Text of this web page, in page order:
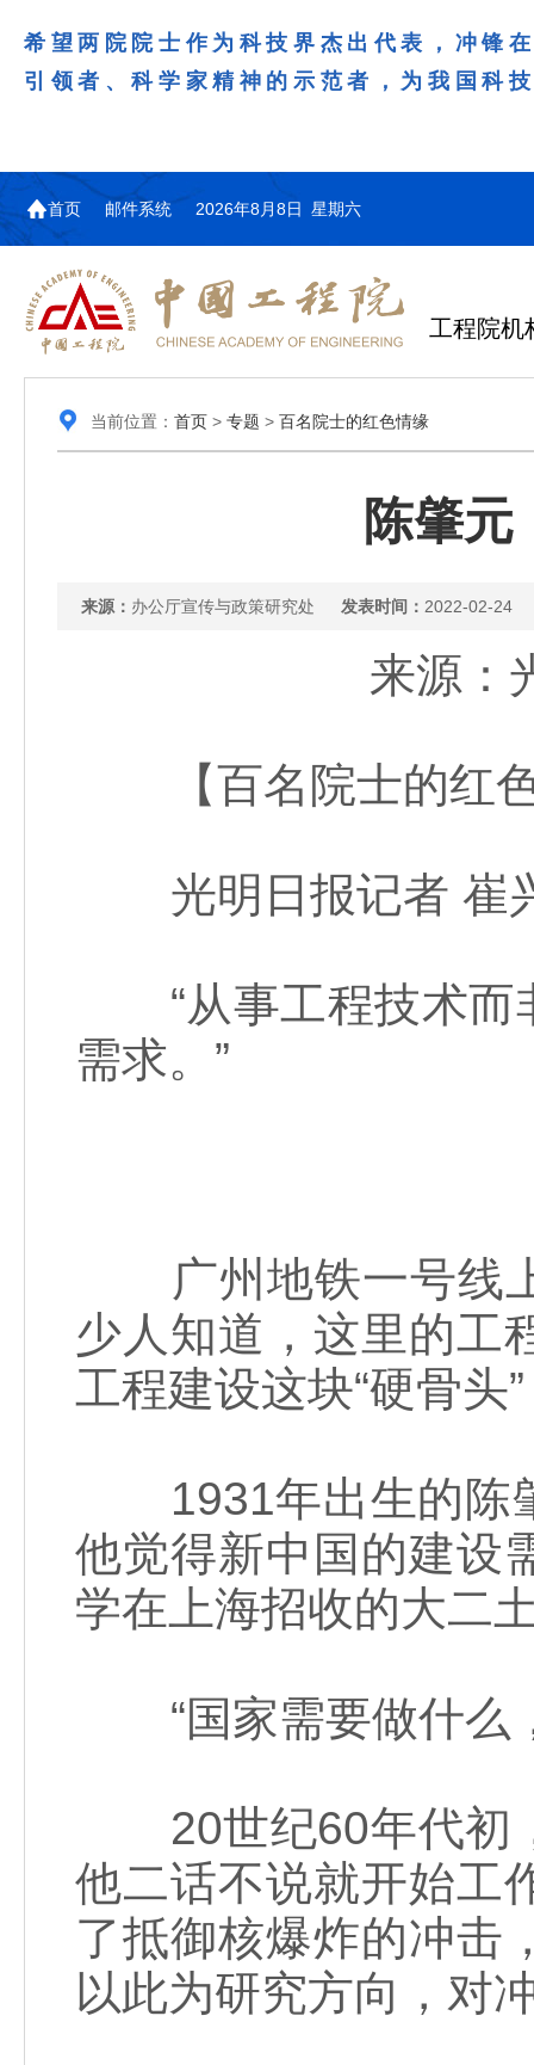
希望两院院士作为科技界杰出代表，冲锋
引领者、科学家精神的示范者，为我国科
首页 邮件系统 2026年8月8日 星期六
工程院机
当前位置： 首页> 专题 > 百名院士的红色情缘
陈肇元
来源： 办公厅宣传与政策研究处 发表时间： 2022-02-24
来源
【百名院士的红
光明日报记者 崔
“从事工程技术而
需求。”
广州地铁一号线上
少人知道，这里的工
工程建设这块“硬骨头
1931年出生的陈肇
他觉得新中国的建设
学在上海招收的大二
“国家需要做什么
20世纪60年代初，
他二话不说就开始工
了抵御核爆炸的冲击
以此为研究方向，对